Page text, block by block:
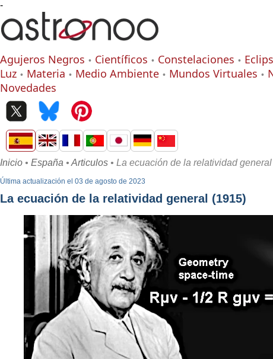
-
Agujeros Negros Científicos Constelaciones
Luz
Materia Medio Ambiente Mundos Virtuales
Novedades
Inicio • España • Articulos • La ecuación de la relatividad
Última actualización el 03 de agosto de 2023
La ecuación de la relatividad general (1915)